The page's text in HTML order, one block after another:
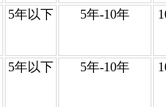
5年以下 5年-10年
5年以下 5年-10年